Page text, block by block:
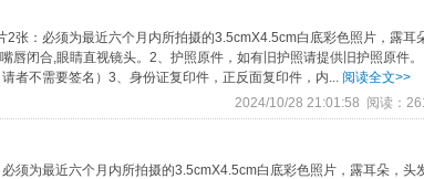
张：必须为最近六个月内所拍摄的3.5cmX4.5cm白底彩色照片，露耳
唇闭合,眼睛直视镜头。2、护照原件，如有旧护照请提供旧护照原件
者不需要签名）3、身份证复印件，正反面复印件，内... 阅读全文>>
2024/10/28 21:01:58 阅读：
须为最近六个月内所拍摄的3.5cmX4.5cm白底彩色照片，露耳朵，头